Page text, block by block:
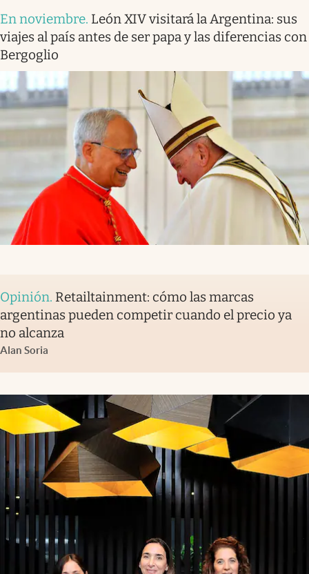
En noviembre. León XIV visitará la Argentina: sus
viajes al país antes de ser papa y las diferencias con
Bergoglio
Opinión. Retailtainment: cómo las marcas
argentinas pueden competir cuando el precio ya
no alcanza
Alan Soria